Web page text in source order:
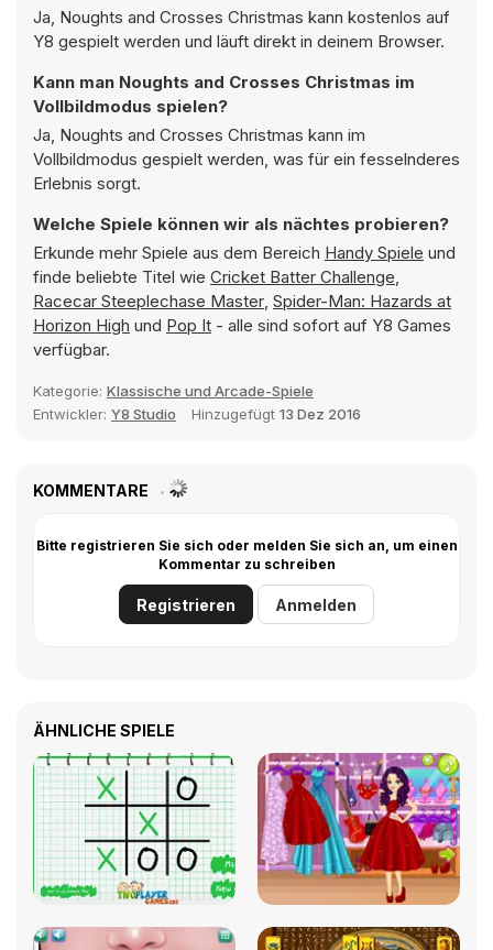
Ja, Noughts and Crosses Christmas kann kostenlos auf
Y8 gespielt werden und läuft direkt in deinem Browser.
Kann man Noughts and Crosses Christmas im
Vollbildmodus spielen?
Ja, Noughts and Crosses Christmas kann im
Vollbildmodus gespielt werden, was für ein fesselnderes
Erlebnis sorgt.
Welche Spiele können wir als nächtes probieren?
Erkunde mehr Spiele aus dem Bereich Handy Spiele und
finde beliebte Titel wie Cricket Batter Challenge,
Racecar Steeplechase Master, Spider-Man: Hazards at
Horizon High und Pop It - alle sind sofort auf Y8 Games
verfügbar.
Kategorie: Klassische und Arcade-Spiele
Entwickler: Y8 Studio Hinzugefügt 13 Dez 2016
KOMMENTARE
Bitte registrieren Sie sich oder melden Sie sich an, um einen
Kommentar zu schreiben
Registrieren Anmelden
ÄHNLICHE SPIELE